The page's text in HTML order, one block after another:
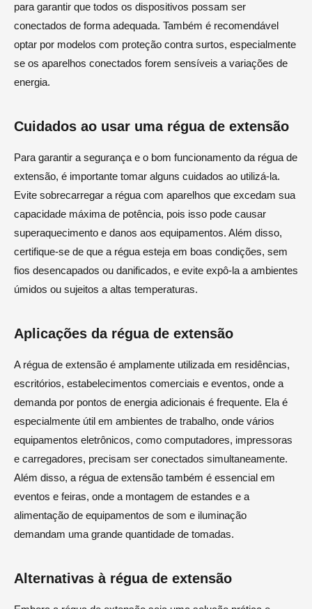
para garantir que todos os dispositivos possam ser
conectados de forma adequada. Também é recomendável
optar por modelos com proteção contra surtos, especialmente
se os aparelhos conectados forem sensíveis a variações de
energia.
Cuidados ao usar uma régua de extensão
Para garantir a segurança e o bom funcionamento da régua de
extensão, é importante tomar alguns cuidados ao utilizá-la.
Evite sobrecarregar a régua com aparelhos que excedam sua
capacidade máxima de potência, pois isso pode causar
superaquecimento e danos aos equipamentos. Além disso,
certifique-se de que a régua esteja em boas condições, sem
fios desencapados ou danificados, e evite expô-la a ambientes
úmidos ou sujeitos a altas temperaturas.
Aplicações da régua de extensão
A régua de extensão é amplamente utilizada em residências,
escritórios, estabelecimentos comerciais e eventos, onde a
demanda por pontos de energia adicionais é frequente. Ela é
especialmente útil em ambientes de trabalho, onde vários
equipamentos eletrônicos, como computadores, impressoras
e carregadores, precisam ser conectados simultaneamente.
Além disso, a régua de extensão também é essencial em
eventos e feiras, onde a montagem de estandes e a
alimentação de equipamentos de som e iluminação
demandam uma grande quantidade de tomadas.
Alternativas à régua de extensão